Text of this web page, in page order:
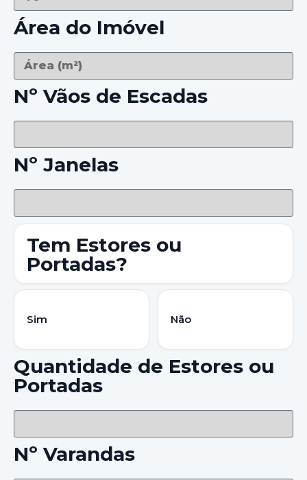
Área do Imóvel
Nº Vãos de Escadas
Nº Janelas
Tem Estores ou
Portadas?
Sim Não
Quantidade de Estores ou
Portadas
Nº Varandas